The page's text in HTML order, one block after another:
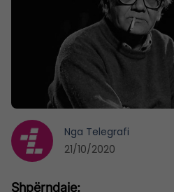
Nga Telegrafi
21/10/2020